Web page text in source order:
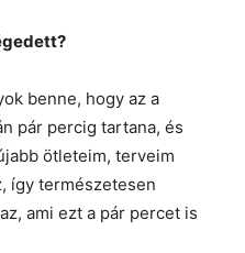
benne, hogy az a
pár percig tartana, és
ötleteim, terveim
így természetesen
ami ezt a pár percet is